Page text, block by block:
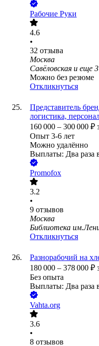
Рабочие Руки
4.6
•
32 отзыва
Москва
Савёловская и еще 3
Можно без резюме
Откликнуться
Представитель
логистика,
160 000 – 300 000 ₽
Опыт 3-6 лет
Можно удалённо
Выплаты: Два раза
Promofox
3.2
•
9 отзывов
Москва
Библиотека
Откликнуться
Разнорабочий на
180 000 – 378 000 ₽
Без опыта
Выплаты: Два раза
Vahta.org
3.6
•
8 отзывов